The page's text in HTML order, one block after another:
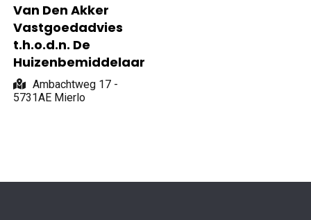
Van Den Akker
Vastgoedadvies
t.h.o.d.n. De
Huizenbemiddelaar
Ambachtweg 17 -
5731AE Mierlo